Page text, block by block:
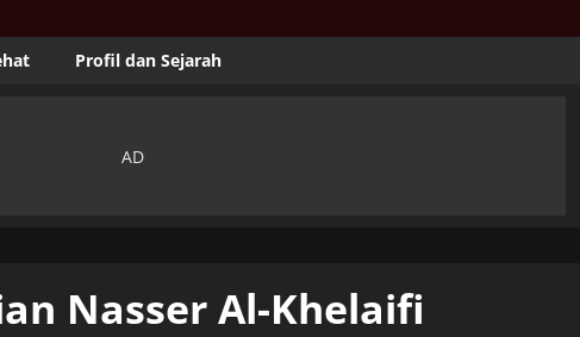
Profil dan Sejarah
Nasser Al-Khelaifi